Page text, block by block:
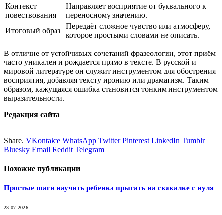
Контекст
повествования
Направляет восприятие от буквального к
переносному значению.
Итоговый образ
Передаёт сложное чувство или атмосферу,
которое простыми словами не описать.
В отличие от устойчивых сочетаний фразеологии, этот приём
часто уникален и рождается прямо в тексте. В русской и
мировой литературе он служит инструментом для обострения
восприятия, добавляя тексту иронию или драматизм. Таким
образом, кажущаяся ошибка становится тонким инструментом
выразительности.
Редакция сайта
Share. VKontakte WhatsApp Twitter Pinterest LinkedIn Tumblr
Bluesky Email ‏Reddit Telegram
Похожие публикации
Простые шаги научить ребенка прыгать на скакалке с нуля
23.07.2026